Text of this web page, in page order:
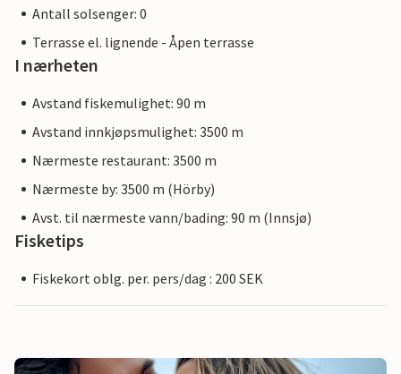
Antall solsenger: 0
Terrasse el. lignende - Åpen terrasse
I nærheten
Avstand fiskemulighet: 90 m
Avstand innkjøpsmulighet: 3500 m
Nærmeste restaurant: 3500 m
Nærmeste by: 3500 m (Hörby)
Avst. til nærmeste vann/bading: 90 m (Innsjø)
Fisketips
Fiskekort oblg. per. pers/dag : 200 SEK